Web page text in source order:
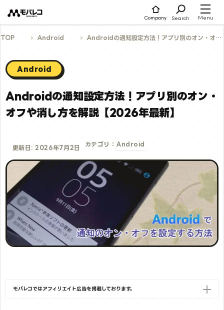
ツ
ス
Company Search Menu
TOP Android Androidの通知設定方法！アプリ別のオン・オフや消し方を解説【2026年最新】
Android
Androidの通知設定方法！アプリ別のオン・
オフや消し方を解説【2026年最新】
更新日: 2026年7月2日
カテゴリ： Android
モバレコではアフィリエイト広告を掲載しております。